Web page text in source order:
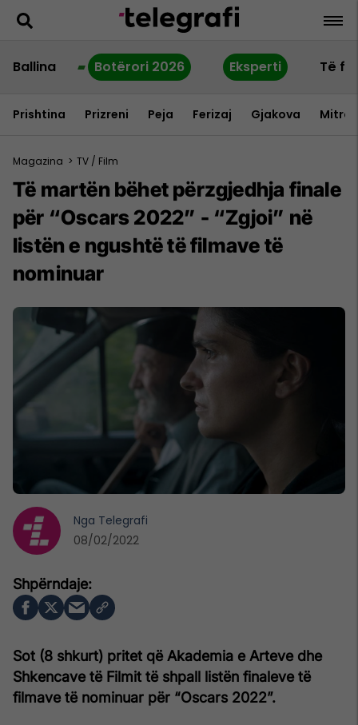
Ballina Botërori 2026 Eksperti Të
Prishtina Prizreni Peja Ferizaj Gjakova
Magazina > TV / Film
Të martën bëhet përzgjedhja finale
për “Oscars 2022” - “Zgjoi” në
listën e ngushtë të filmave të
nominuar
Sot (8 shkurt) pritet që Akademia e Arteve dhe
Shkencave të Filmit të shpall listën finaleve të
filmave të nominuar për “Oscars 2022”.
Nga Telegrafi
08/02/2022